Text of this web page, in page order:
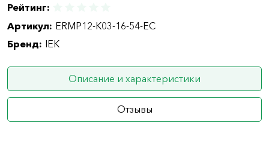
Рейтинг:
Артикул: ERMP12-K03-16-54-EC
Бренд: IEK
Описание и характеристики
Отзывы